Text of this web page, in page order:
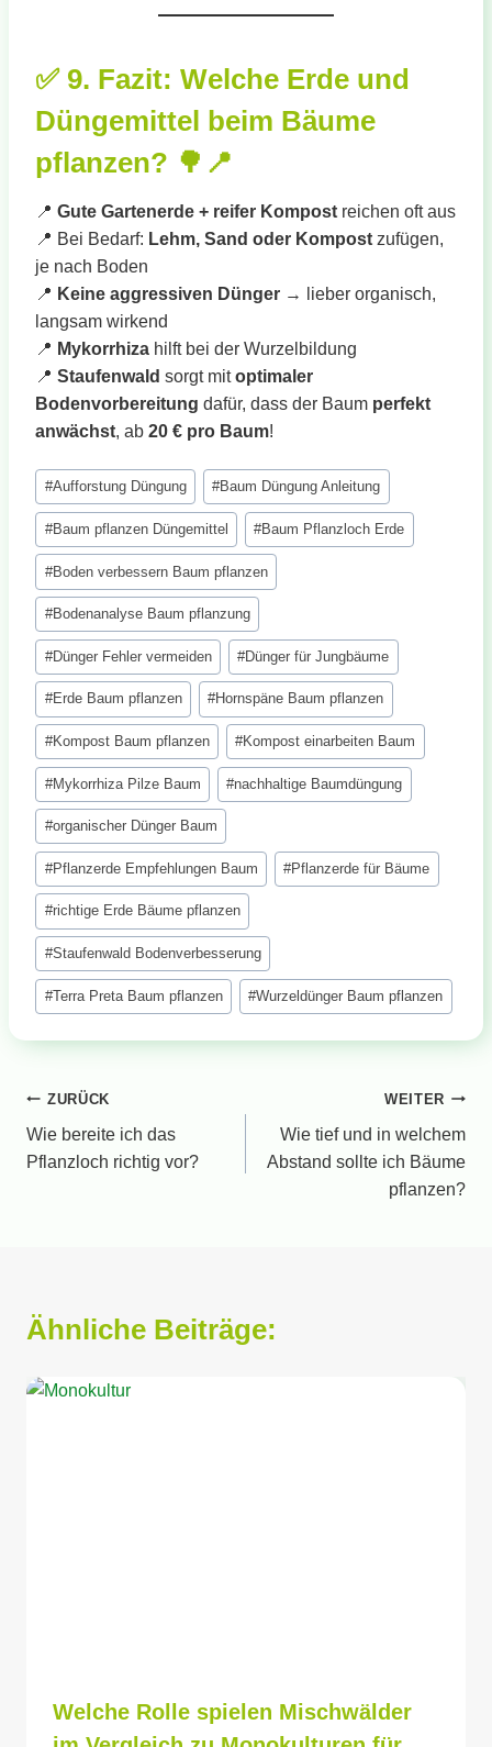
✅ 9. Fazit: Welche Erde und
Düngemittel beim Bäume
pflanzen? 🌳📍
📍 Gute Gartenerde + reifer Kompost reichen oft aus
📍 Bei Bedarf: Lehm, Sand oder Kompost zufügen,
je nach Boden
📍 Keine aggressiven Dünger → lieber organisch,
langsam wirkend
📍 Mykorrhiza hilft bei der Wurzelbildung
📍 Staufenwald sorgt mitoptimaler
Bodenvorbereitung dafür, dass der Baum perfekt
anwächst, ab 20 € pro Baum!
Schlagworte:
#Aufforstung Düngung #Baum Düngung Anleitung
#Baum pflanzen Düngemittel #Baum Pflanzloch Erde
#Boden verbessern Baum pflanzen
#Bodenanalyse Baum pflanzung
#Dünger Fehler vermeiden #Dünger für Jungbäume
#Erde Baum pflanzen #Hornspäne Baum pflanzen
#Kompost Baum pflanzen #Kompost einarbeiten Baum
#Mykorrhiza Pilze Baum #nachhaltige Baumdüngung
#organischer Dünger Baum
#Pflanzerde Empfehlungen Baum #Pflanzerde für Bäume
#richtige Erde Bäume pflanzen
#Staufenwald Bodenverbesserung
#Terra Preta Baum pflanzen #Wurzeldünger Baum pflanzen
Beitragsnavigation
ZURÜCK
Wie bereite ich das
Pflanzloch richtig vor?
WEITER
Wie tief und in welchem
Abstand sollte ich Bäume
pflanzen?
Ähnliche Beiträge:
Welche Rolle spielen Mischwälder